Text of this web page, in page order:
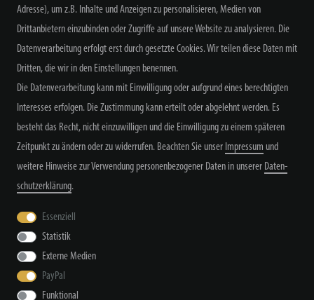
Widerrufs­recht
Adresse), um z.B. Inhalte und Anzeigen zu personalisieren, Medien von
Drittanbietern einzubinden oder Zugriffe auf unsere Website zu analysieren. Die
Datenverarbeitung erfolgt erst durch gesetzte Cookies. Wir teilen diese Daten mit
Dritten, die wir in den Einstellungen benennen.
Die Datenverarbeitung kann mit Einwilligung oder aufgrund eines berechtigten
Interesses erfolgen. Die Zustimmung kann erteilt oder abgelehnt werden. Es
besteht das Recht, nicht einzuwilligen und die Einwilligung zu einem späteren
Zeitpunkt zu ändern oder zu widerrufen. Beachten Sie unser Impressum und
weitere Hinweise zur Verwendung personenbezogener Daten in unserer Daten­
schutz­erklärung.
Essenziell
Statistik
Externe Medien
PayPal
Funktional